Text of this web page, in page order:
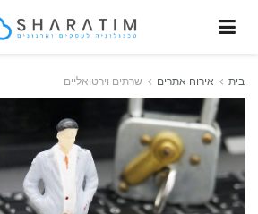
בית אירוח אתרים שרתים וירטואליים